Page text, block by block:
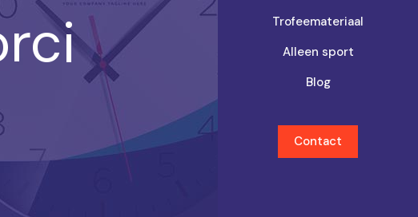
Trofeemateriaal
Alleen sport
Blog
Contact